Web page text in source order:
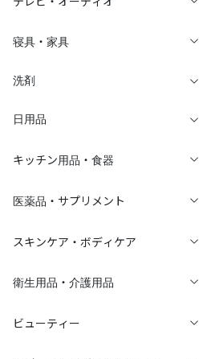
テレビ・オーディオ
寝具・家具
洗剤
日用品
キッチン用品・食器
医薬品・サプリメント
スキンケア・ボディケア
衛生用品・介護用品
ビューティー